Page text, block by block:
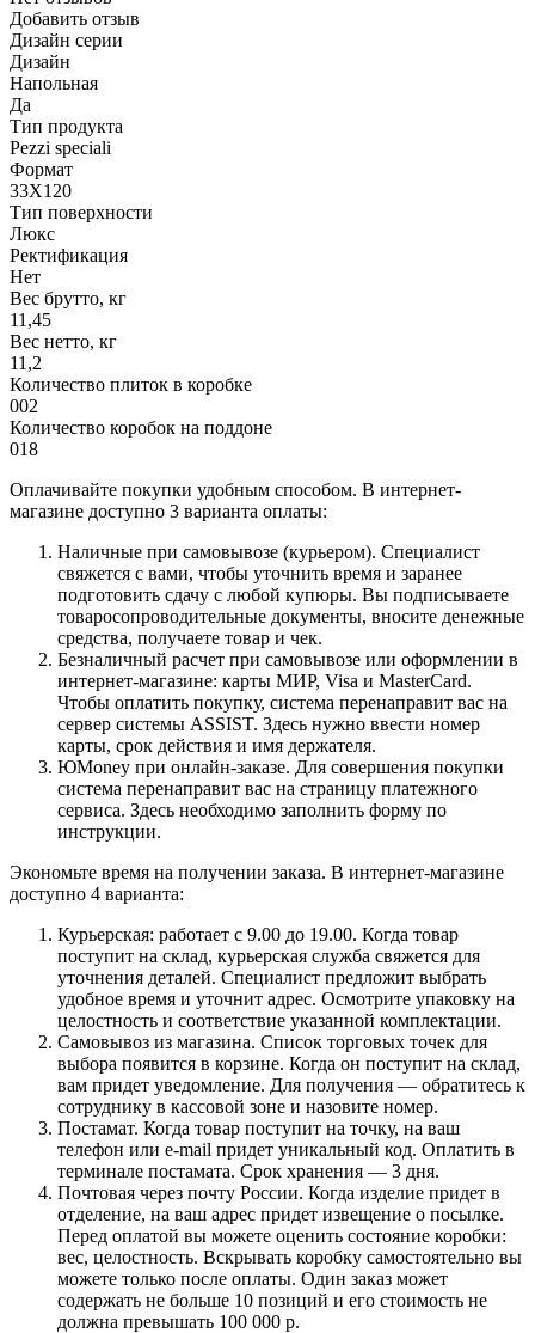
Добавить отзыв
Дизайн серии
Дизайн
Напольная
Да
Тип продукта
Pezzi speciali
Формат
33X120
Тип поверхности
Люкс
Ректификация
Нет
Вес брутто, кг
11,45
Вес нетто, кг
11,2
Количество плиток в коробке
002
Количество коробок на поддоне
018
Оплачивайте покупки удобным способом. В интернет-
магазине доступно 3 варианта оплаты:
Наличные при самовывозе (курьером). Специалист
свяжется с вами, чтобы уточнить время и заранее
подготовить сдачу с любой купюры. Вы подписываете
товаросопроводительные документы, вносите денежные
средства, получаете товар и чек.
Безналичный расчет при самовывозе или оформлении в
интернет-магазине: карты МИР, Visa и MasterCard.
Чтобы оплатить покупку, система перенаправит вас на
сервер системы ASSIST. Здесь нужно ввести номер
карты, срок действия и имя держателя.
ЮMoney при онлайн-заказе. Для совершения покупки
система перенаправит вас на страницу платежного
сервиса. Здесь необходимо заполнить форму по
инструкции.
Экономьте время на получении заказа. В интернет-магазине
доступно 4 варианта:
Курьерская: работает с 9.00 до 19.00. Когда товар
поступит на склад, курьерская служба свяжется для
уточнения деталей. Специалист предложит выбрать
удобное время и уточнит адрес. Осмотрите упаковку на
целостность и соответствие указанной комплектации.
Самовывоз из магазина. Список торговых точек для
выбора появится в корзине. Когда он поступит на склад,
вам придет уведомление. Для получения — обратитесь к
сотруднику в кассовой зоне и назовите номер.
Постамат. Когда товар поступит на точку, на ваш
телефон или e-mail придет уникальный код. Оплатить в
терминале постамата. Срок хранения — 3 дня.
Почтовая через почту России. Когда изделие придет в
отделение, на ваш адрес придет извещение о посылке.
Перед оплатой вы можете оценить состояние коробки:
вес, целостность. Вскрывать коробку самостоятельно вы
можете только после оплаты. Один заказ может
содержать не больше 10 позиций и его стоимость не
должна превышать 100 000 р.